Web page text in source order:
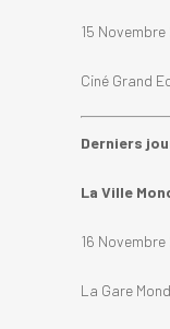
15 Novembre
Ciné Grand
Derniers
La Ville
16 Novembre
La Gare